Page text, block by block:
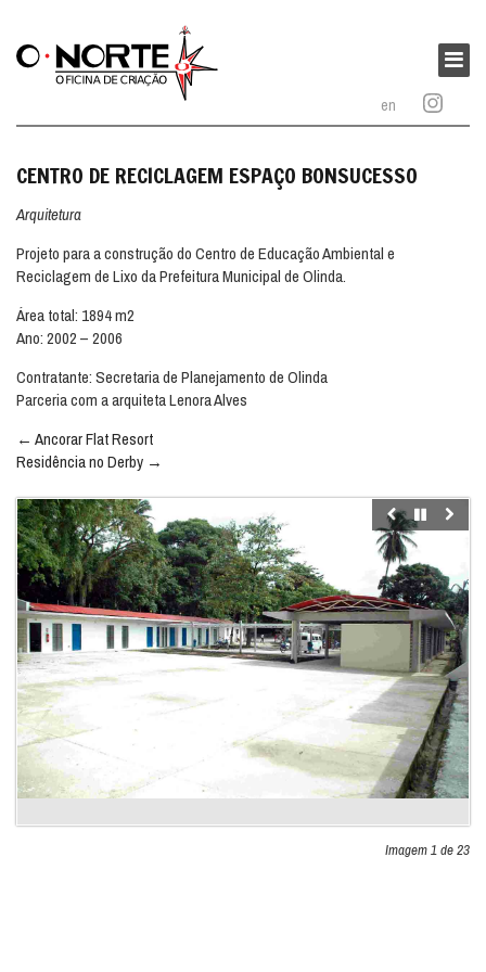
en
O
Norte
Menu
CENTRO DE RECICLAGEM ESPAÇO BONSUCESSO
Arquitetura
Projeto para a construção do Centro de Educação Ambiental e
Reciclagem de Lixo da Prefeitura Municipal de Olinda.
Área total: 1894 m2
Ano: 2002 – 2006
Contratante: Secretaria de Planejamento de Olinda
Parceria com a arquiteta Lenora Alves
Navegação
entre
← Ancorar Flat Resort
Residência no Derby →
Imagem 1 de 23